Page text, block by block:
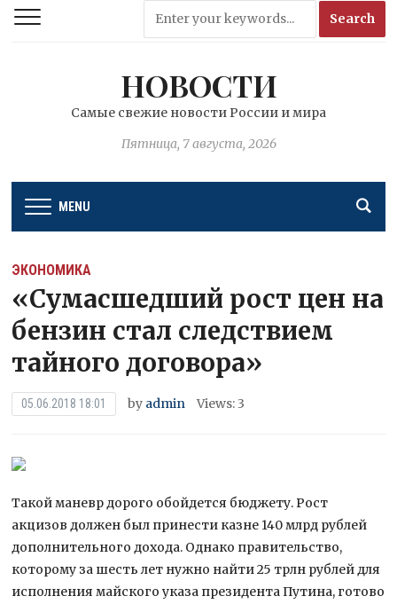
НОВОСТИ
Самые свежие новости России и мира
Пятница, 7 августа, 2026
MENU
ЭКОНОМИКА
«Сумасшедший рост цен на
бензин стал следствием
тайного договора»
05.06.2018 18:01 by admin Views: 3
Такой маневр дорого обойдется бюджету. Рост
акцизов должен был принести казне 140 млрд рублей
дополнительного дохода. Однако правительство,
которому за шесть лет нужно найти 25 трлн рублей для
исполнения майского указа президента Путина, готово